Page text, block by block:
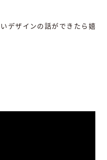
デザインの話ができたら嬉